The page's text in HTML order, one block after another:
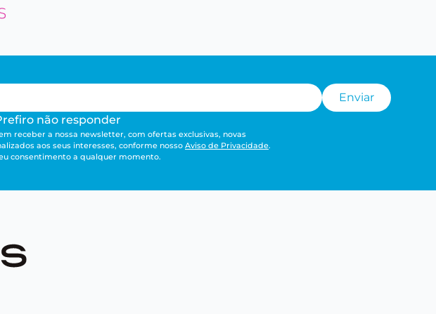
Enviar
não responder
receber a nossa newsletter, com ofertas exclusivas, novas
aos seus interesses, conforme nosso Aviso de Privacidade.
consentimento a qualquer momento.